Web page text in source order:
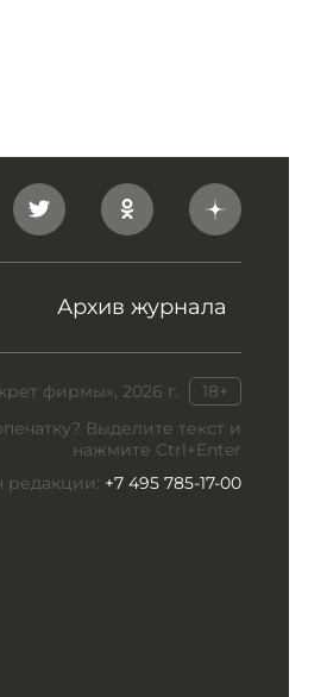
Архив журнала
фирмы», 2026 г.
18+
Выделите текст и
нажмите Ctrl+Enter
редакции: +7 495 785-17-00